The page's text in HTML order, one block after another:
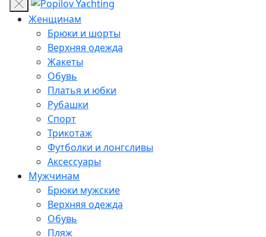
Женщинам
Брюки и шорты
Верхняя одежда
Жакеты
Обувь
Платья и юбки
Рубашки
Спорт
Трикотаж
Футболки и лонгсливы
Аксессуары
Мужчинам
Брюки мужские
Верхняя одежда
Обувь
Пляж